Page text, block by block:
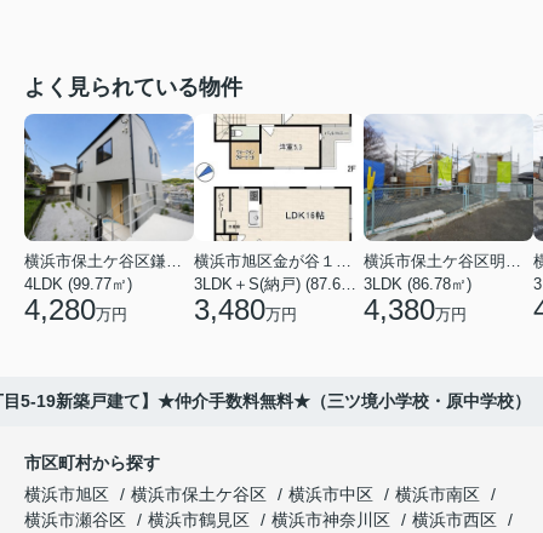
よく見られている物件
4LDK (99.77㎡)
4,280万円 3,480万円
3LDK (86.78㎡)
4,380万円
5-19新築戸建て】★仲介手数料無料★（三ツ境小学校・原中学校）
市区町村から探す
横浜市旭区
横浜市保土ケ谷区 横浜市中区
横浜市南区
横浜市瀬谷区
横浜市鶴見区 横浜市神奈川区
横浜市西区